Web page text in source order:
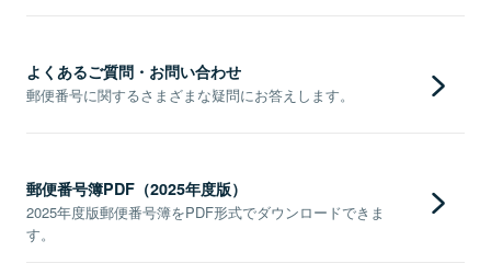
よくあるご質問・お問い合わせ
郵便番号に関するさまざまな疑問にお答えします。
郵便番号簿PDF（2025年度版）
2025年度版郵便番号簿をPDF形式でダウンロードできま
す。